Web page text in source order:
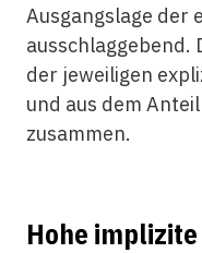
Ausgangslage der
ausschlaggebend.
der jeweiligen
und aus dem
zusammen.
Hohe